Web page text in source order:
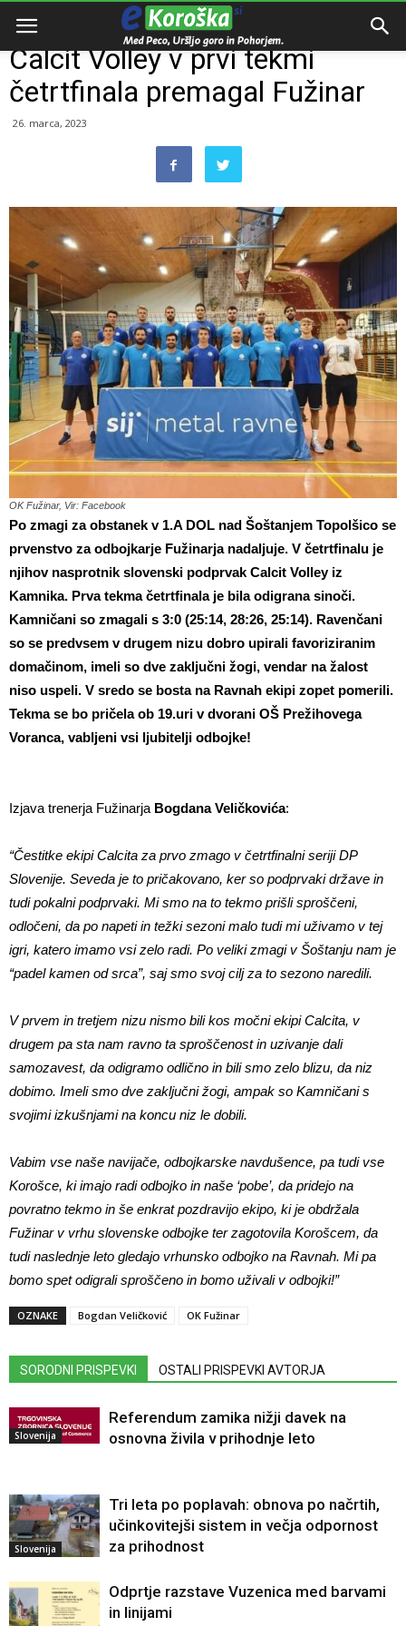
Domov
Calcit Volley v prvi tekmi
četrtfinala premagal Fužinar
26. marca, 2023
OK Fužinar, Vir: Facebook
Po zmagi za obstanek v 1.A DOL nad Šoštanjem Topolšico se
prvenstvo za odbojkarje Fužinarja nadaljuje. V četrtfinalu je
njihov nasprotnik slovenski podprvak Calcit Volley iz
Kamnika. Prva tekma četrtfinala je bila odigrana sinoči.
Kamničani so zmagali s 3:0 (25:14, 28:26, 25:14). Ravenčani
so se predvsem v drugem nizu dobro upirali favoriziranim
domačinom, imeli so dve zaključni žogi, vendar na žalost
niso uspeli. V sredo se bosta na Ravnah ekipi zopet pomerili.
Tekma se bo pričela ob 19.uri v dvorani OŠ Prežihovega
Voranca, vabljeni vsi ljubitelji odbojke!
Izjava trenerja Fužinarja Bogdana Veličkovića:
“Čestitke ekipi Calcita za prvo zmago v četrtfinalni seriji DP
Slovenije. Seveda je to pričakovano, ker so podprvaki države in
tudi pokalni podprvaki. Mi smo na to tekmo prišli sproščeni,
odločeni, da po napeti in težki sezoni malo tudi mi uživamo v tej
igri, katero imamo vsi zelo radi. Po veliki zmagi v Šoštanju nam je
“padel kamen od srca”, saj smo svoj cilj za to sezono naredili.
V prvem in tretjem nizu nismo bili kos močni ekipi Calcita, v
drugem pa sta nam ravno ta sproščenost in uzivanje dali
samozavest, da odigramo odlično in bili smo zelo blizu, da niz
dobimo. Imeli smo dve zaključni žogi, ampak so Kamničani s
svojimi izkušnjami na koncu niz le dobili.
Vabim vse naše navijače, odbojkarske navdušence, pa tudi vse
Korošce, ki imajo radi odbojko in naše ‘pobe’, da pridejo na
povratno tekmo in še enkrat pozdravijo ekipo, ki je obdržala
Fužinar v vrhu slovenske odbojke ter zagotovila Korošcem, da
tudi naslednje leto gledajo vrhunsko odbojko na Ravnah. Mi pa
bomo spet odigrali sproščeno in bomo uživali v odbojki!”
OZNAKE Bogdan Veličković OK Fužinar
SORODNI PRISPEVKI OSTALI PRISPEVKI AVTORJA
Slovenija
Referendum zamika nižji davek na
osnovna živila v prihodnje leto
Slovenija
Tri leta po poplavah: obnova po načrtih,
učinkovitejši sistem in večja odpornost
za prihodnost
Odprtje razstave Vuzenica med barvami
in linijami